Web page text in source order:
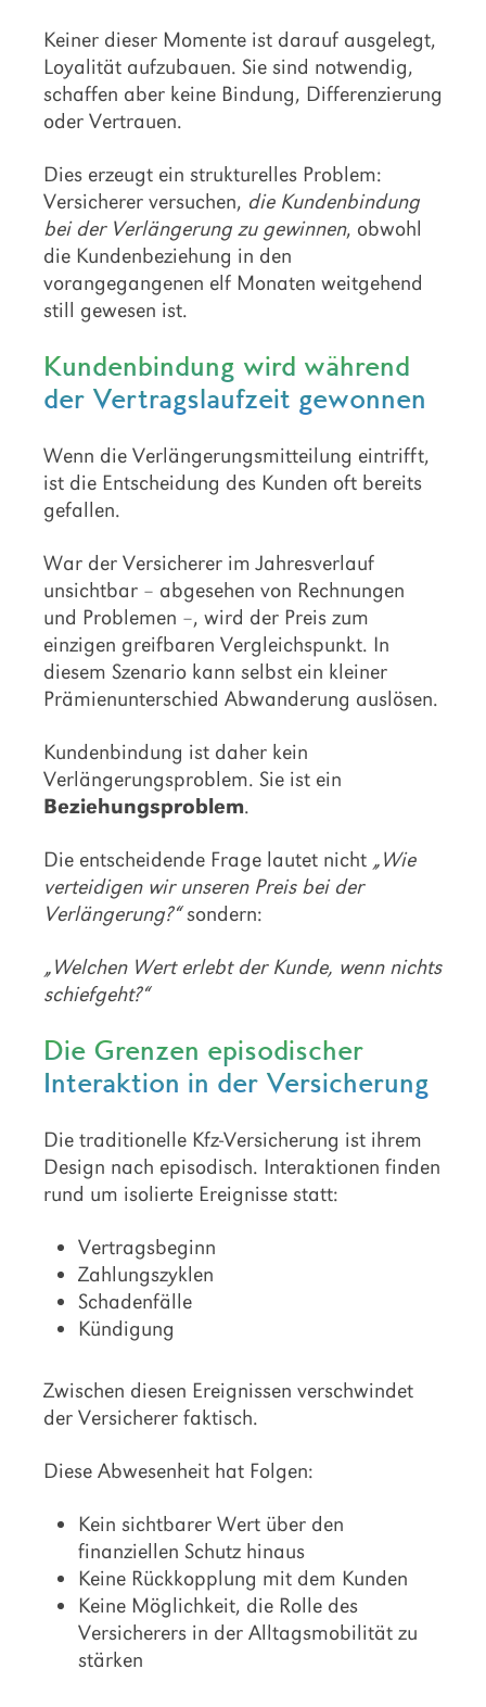
Keiner dieser Momente ist darauf ausgelegt,
Loyalität aufzubauen. Sie sind notwendig,
schaffen aber keine Bindung, Differenzierung
oder Vertrauen.
Dies erzeugt ein strukturelles Problem:
Versicherer versuchen, die Kundenbindung
bei der Verlängerung zu gewinnen, obwohl
die Kundenbeziehung in den
vorangegangenen elf Monaten weitgehend
still gewesen ist.
Kundenbindung wird während
der Vertragslaufzeit gewonnen
Wenn die Verlängerungsmitteilung eintrifft,
ist die Entscheidung des Kunden oft bereits
gefallen.
War der Versicherer im Jahresverlauf
unsichtbar – abgesehen von Rechnungen
und Problemen –, wird der Preis zum
einzigen greifbaren Vergleichspunkt. In
diesem Szenario kann selbst ein kleiner
Prämienunterschied Abwanderung auslösen.
Kundenbindung ist daher kein
Verlängerungsproblem. Sie ist ein
Beziehungsproblem.
Die entscheidende Frage lautet nicht „Wie
verteidigen wir unseren Preis bei der
Verlängerung?“sondern:
„Welchen Wert erlebt der Kunde, wenn nichts
schiefgeht?“
Die Grenzen episodischer
Interaktion in der Versicherung
Die traditionelle Kfz-Versicherung ist ihrem
Design nach episodisch. Interaktionen finden
rund um isolierte Ereignisse statt:
Vertragsbeginn
Zahlungszyklen
Schadenfälle
Kündigung
Zwischen diesen Ereignissen verschwindet
der Versicherer faktisch.
Diese Abwesenheit hat Folgen:
Kein sichtbarer Wert über den
finanziellen Schutz hinaus
Keine Rückkopplung mit dem Kunden
Keine Möglichkeit, die Rolle des
Versicherers in der Alltagsmobilität zu
stärken